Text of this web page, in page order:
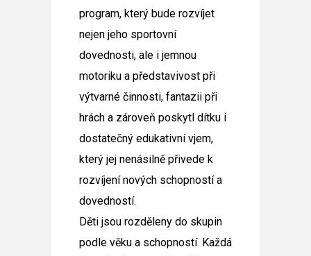
program, který bude rozvíjet
nejen jeho sportovní
dovednosti, ale i jemnou
motoriku a představivost při
výtvarné činnosti, fantazii při
hrách a zároveň poskytl dítku i
dostatečný edukativní vjem,
který jej nenásilně přivede k
rozvíjení nových schopností a
dovedností.
Děti jsou rozděleny do skupin
podle věku a schopností. Každá